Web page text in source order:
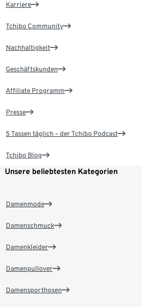
Karriere
Tchibo Community
Nachhaltigkeit
Geschäftskunden
Affiliate Programm
Presse
5 Tassen täglich – der Tchibo Podcast
Tchibo Blog
Unsere beliebtesten Kategorien
Damenmode
Damenschmuck
Damenkleider
Damenpullover
Damensporthosen